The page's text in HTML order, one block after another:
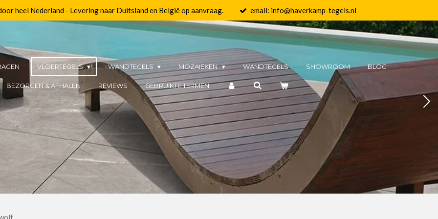
heel Nederland - Levering naar Duitsland en België op aanvraag. email: info@haverkamp-tegels.nl
VLOERTEGELS WANDTEGELS MOZAIEKEN WANDTEGELS SHOWROOM BLOG
BEZORGEN & AFHALEN REVIEWS GEBRUIKTE TERMEN